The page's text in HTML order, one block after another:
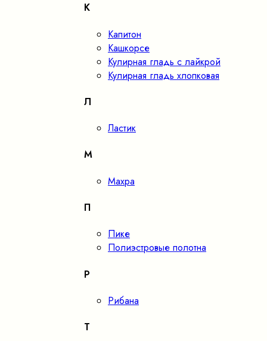
К
Капитон
Кашкорсе
Кулирная гладь с лайкрой
Кулирная гладь хлопковая
Л
Ластик
М
Махра
П
Пике
Полиэстровые полотна
Р
Рибана
Т